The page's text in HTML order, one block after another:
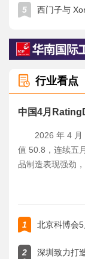
5 西门子与
行业看点
中国4月
新高2026 年 4
值 50.8，连续五
品制造表现强劲
缩区间，呈现 “
1 北京科博会
2 深圳致力打